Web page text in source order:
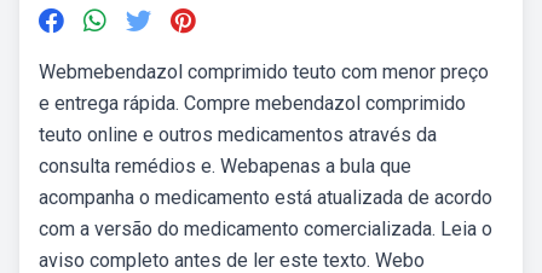
Webmebendazol comprimido teuto com menor preço
e entrega rápida. Compre mebendazol comprimido
teuto online e outros medicamentos através da
consulta remédios e. Webapenas a bula que
acompanha o medicamento está atualizada de acordo
com a versão do medicamento comercializada. Leia o
aviso completo antes de ler este texto. Webo